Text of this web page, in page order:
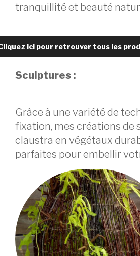
tranquillité et beauté
ici pour retrouver tous les
Sculptures :
Grâce à une variété de
fixation, mes créations de
claustra en végétaux
parfaites pour embellir